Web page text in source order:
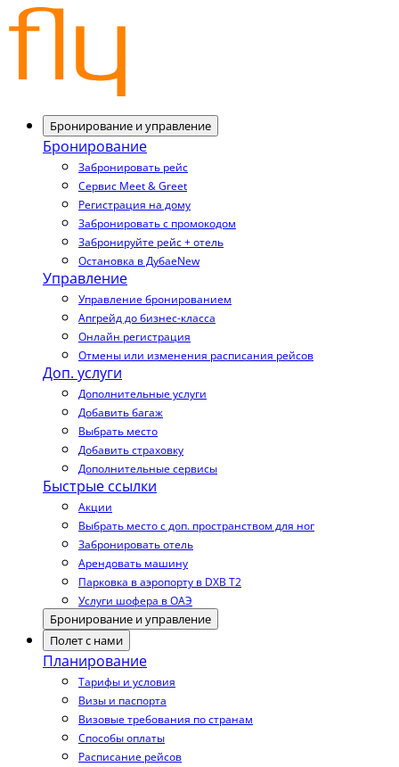
Бронирование и управление
Бронирование
Забронировать рейс
Сервис Meet & Greet
Регистрация на дому
Забронировать с промокодом
Забронируйте рейс + отель
Остановка в ДубаеNew
Управление
Управление бронированием
Апгрейд до бизнес-класса
Онлайн регистрация
Отмены или изменения расписания рейсов
Доп. услуги
Дополнительные услуги
Добавить багаж
Выбрать место
Добавить страховку
Дополнительные сервисы
Быстрые ссылки
Акции
Выбрать место с доп. пространством для ног
Забронировать отель
Арендовать машину
Парковка в аэропорту в DXB T2
Услуги шофера в ОАЭ
Бронирование и управление
Полет с нами
Планирование
Тарифы и условия
Визы и паспорта
Визовые требования по странам
Способы оплаты
Расписание рейсов